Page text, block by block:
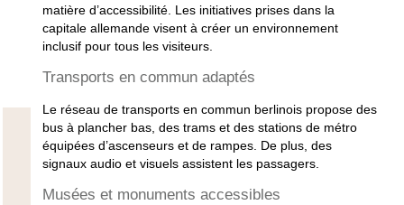
matière d’accessibilité. Les initiatives prises dans la
capitale allemande visent à créer un environnement
inclusif pour tous les visiteurs.
Transports en commun adaptés
Le réseau de transports en commun berlinois propose des
bus à plancher bas, des trams et des stations de métro
équipées d’ascenseurs et de rampes. De plus, des
signaux audio et visuels assistent les passagers.
Musées et monuments accessibles